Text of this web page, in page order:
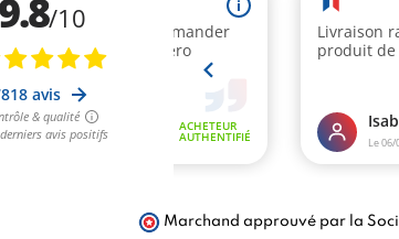
Marchand approuvé par la